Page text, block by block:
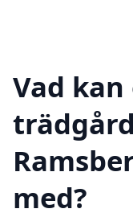
Vad kan
med?